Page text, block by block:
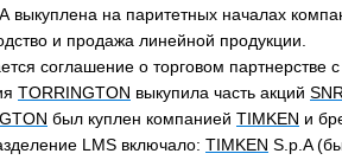
выкуплена на паритетных началах
и продажа линейной продукции.
соглашение о торговом партнерстве
TORRINGTON выкупила часть акций
был куплен компанией TIMKEN и
LMS включало: TIMKEN S.p.A